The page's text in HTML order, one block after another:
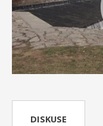
DISKUSE